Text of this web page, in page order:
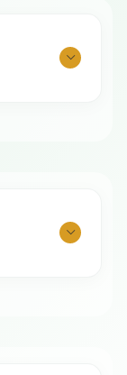
الضمان الشامل : عامين